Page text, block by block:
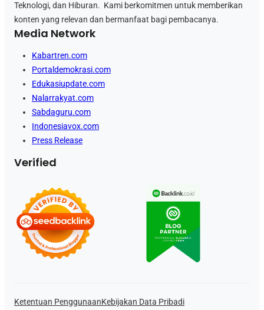
Teknologi, dan Hiburan. Kami berkomitmen untuk memberikan
konten yang relevan dan bermanfaat bagi pembacanya.
Media Network
Kabartren.com
Portaldemokrasi.com
Edukasiupdate.com
Nalarrakyat.com
Sabdaguru.com
Indonesiavox.com
Press Release
Verified
Ketentuan PenggunaanKebijakan Data Pribadi